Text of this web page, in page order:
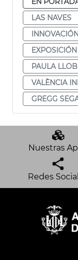
LAS NAVES
INNOVACIÓN
EXPOSICIÓN
PAULA
VALÈNCIA
GREGG
Nuestras
Redes